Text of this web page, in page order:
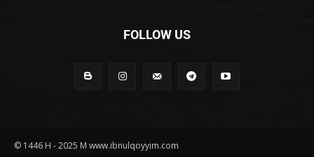
FOLLOW US
© 1446 H - 2025 M www.ibnulqoyyim.com